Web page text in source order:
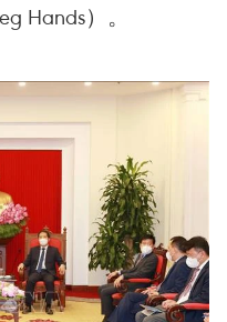
Hands）。